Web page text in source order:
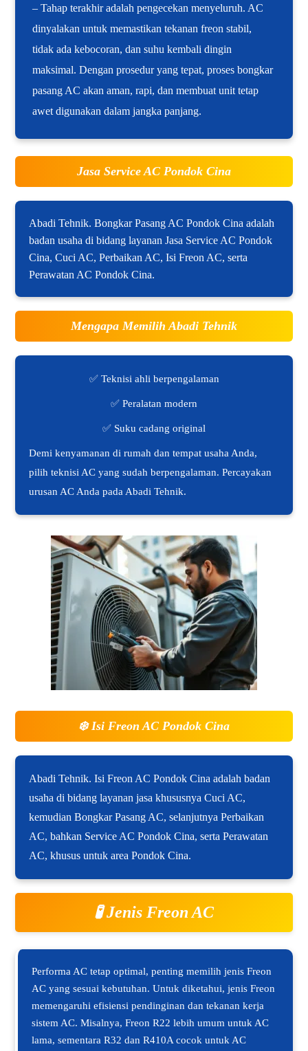
– Tahap terakhir adalah pengecekan menyeluruh. AC
dinyalakan untuk memastikan tekanan freon stabil,
tidak ada kebocoran, dan suhu kembali dingin
maksimal. Dengan prosedur yang tepat, proses bongkar
pasang AC akan aman, rapi, dan membuat unit tetap
awet digunakan dalam jangka panjang.
Jasa Service AC Pondok Cina
Abadi Tehnik. Bongkar Pasang AC Pondok Cina adalah
badan usaha di bidang layanan Jasa Service AC Pondok
Cina, Cuci AC, Perbaikan AC, Isi Freon AC, serta
Perawatan AC Pondok Cina.
Mengapa Memilih Abadi Tehnik
✅ Teknisi ahli berpengalaman
✅ Peralatan modern
✅ Suku cadang original
Demi kenyamanan di rumah dan tempat usaha Anda,
pilih teknisi AC yang sudah berpengalaman. Percayakan
urusan AC Anda pada Abadi Tehnik.
❄️Isi Freon AC Pondok Cina
Abadi Tehnik. Isi Freon AC Pondok Cina adalah badan
usaha di bidang layanan jasa khususnya Cuci AC,
kemudian Bongkar Pasang AC, selanjutnya Perbaikan
AC, bahkan Service AC Pondok Cina, serta Perawatan
AC, khusus untuk area Pondok Cina.
🧪 Jenis Freon AC
Performa AC tetap optimal, penting memilih jenis Freon
AC yang sesuai kebutuhan. Untuk diketahui, jenis Freon
memengaruhi efisiensi pendinginan dan tekanan kerja
sistem AC. Misalnya, Freon R22 lebih umum untuk AC
lama, sementara R32 dan R410A cocok untuk AC